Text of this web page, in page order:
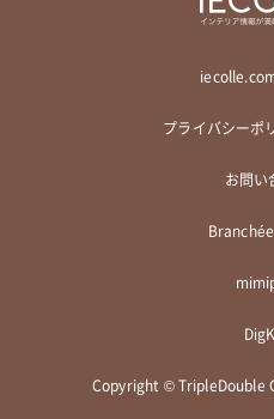
プライバシーポ
お問い
Copyright © TripleDouble